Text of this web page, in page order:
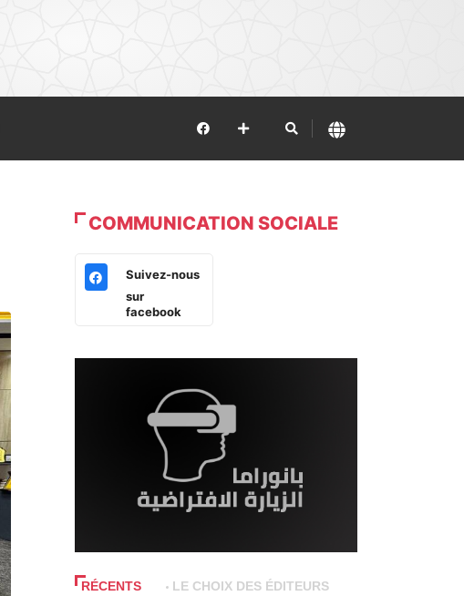
COMMUNICATION SOCIALE
Suivez-nous
sur
facebook
RÉCENTS
LE CHOIX DES ÉDITEURS